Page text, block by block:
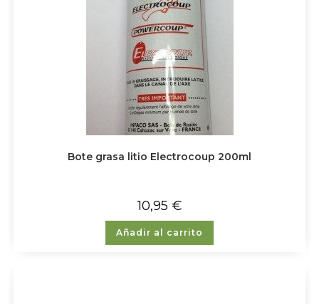
Bote grasa litio Electrocoup 200ml
10,95 €
Añadir al carrito